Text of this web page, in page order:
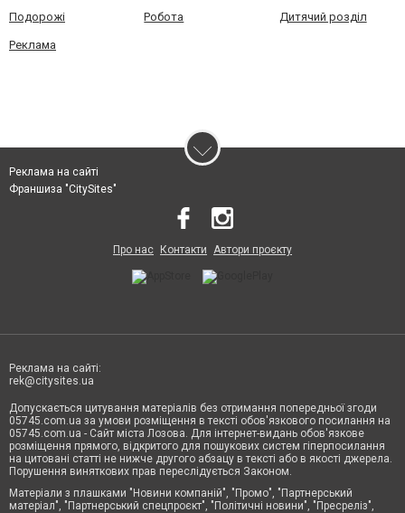
Подорожі Робота Дитячий розділ
Реклама
Реклама на сайті
Франшиза "CitySites"
Про нас Контакти Автори проєкту
Реклама на сайті:
rek@citysites.ua
Допускається цитування матеріалів без отримання попередньої згоди
05745.com.ua за умови розміщення в тексті обов'язкового посилання на
05745.com.ua - Сайт міста Лозова. Для інтернет-видань обов'язкове
розміщення прямого, відкритого для пошукових систем гіперпосилання
на цитовані статті не нижче другого абзацу в тексті або в якості джерела.
Порушення виняткових прав переслідується Законом.
Матеріали з плашками "Новини компаній", "Промо", "Партнерський
матеріал", "Партнерський спецпроєкт", "Політичні новини", "Пресреліз",